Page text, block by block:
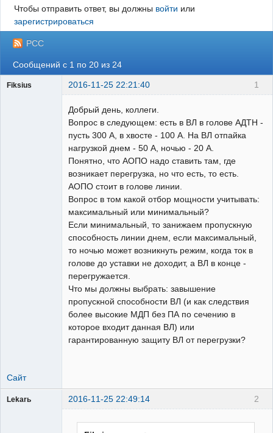
Чтобы отправить ответ, вы должны войти или
зарегистрироваться
РСС
Сообщений с 1 по 20 из 24
1
Fiksius 2016-11-25 22:21:40
Добрый день, коллеги.
Вопрос в следующем: есть в ВЛ в голове АДТН -
пусть 300 А, в хвосте - 100 А. На ВЛ отпайка
нагрузкой днем - 50 А, ночью - 20 А.
Понятно, что АОПО надо ставить там, где
возникает перегрузка, но что есть, то есть.
АОПО стоит в голове линии.
Вопрос в том какой отбор мощности учитывать:
максимальный или минимальный?
Если минимальный, то занижаем пропускную
способность линии днем, если максимальный,
то ночью может возникнуть режим, когда ток в
голове до уставки не доходит, а ВЛ в конце -
перегружается.
Что мы должны выбрать: завышение
пропускной способности ВЛ (и как следствия
более высокие МДП без ПА по сечению в
которое входит данная ВЛ) или
гарантированную защиту ВЛ от перегрузки?
Сайт
2
Lekarь 2016-11-25 22:49:14